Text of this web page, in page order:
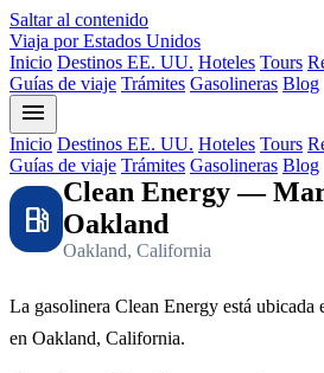
Saltar al contenido
Viaja por Estados Unidos
Inicio Destinos EE. UU. Hoteles Tours
Guías de viaje Trámites Gasolineras Blog
menu
Inicio Destinos EE. UU. Hoteles Tours
Guías de viaje Trámites Gasolineras Blog
local_gas_station
Clean Energy —
Oakland
Oakland, California
La gasolinera Clean Energy está ubicada
en Oakland, California.